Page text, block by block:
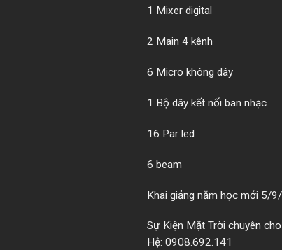
1 Mixer digital
2 Main 4 kênh
6 Micro không dây
1 Bộ dây kết nối ban nhạc
16 Par led
6 beam
Khai giảng năm học mới 5/
Sự Kiện Mặt Trời chuyên
Hệ: 0908.692.141